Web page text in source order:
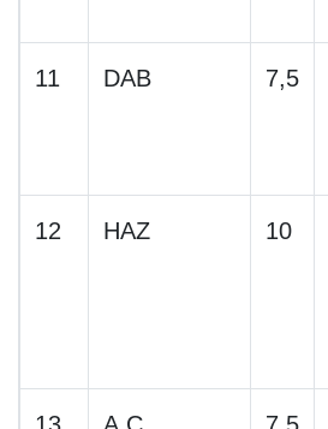
11 DAB 7,5
12 HAZ 10